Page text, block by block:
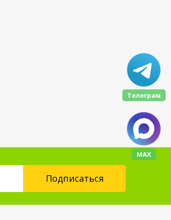
Телеграм
МАХ